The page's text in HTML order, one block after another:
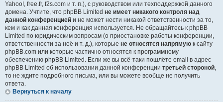
Yahoo!, free.fr, f2s.com и т. п.), с руководством или техподдержкой данного
домена. Учтите, что phpBB Limited не имеет никакого контроля над
данной конференцией и не может нести никакой ответственности за то,
кем и как данная конференция используется. Не обращайтесь к phpBB
Limited по юридическим вопросам (о приостановке работы конференции,
ответственности за неё и т. д.), которые не относятся напрямую к сайту
phpBB.com или которые частично относятся к программному
обеспечению phpBB Limited. Если же вы всё-таки пошлёте email в адрес
phpBB Limited об использовании данной конференции третьей стороной,
то не ждите подробного письма, или вы можете вообще не получить
ответа.
Вернуться к началу